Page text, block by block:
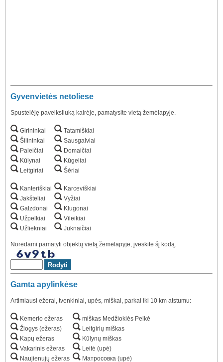
Gyvenvietės netoliese
Spustelėję paveiksliuką kairėje, pamatysite vietą žemėlapyje.
Girininkai
Šilininkai
Paleičiai
Kūlynai
Leitgiriai
Kanteriškiai
Jakšteliai
Galzdonai
Užpelkiai
Užliekniai
Tatamiškiai
Sausgalviai
Domaičiai
Kūgeliai
Šėriai
Karceviškiai
Vyžiai
Klugonai
Vileikiai
Juknaičiai
Norėdami pamatyti objektų vietą žemėlapyje, įveskite šį kodą.
Gamta apylinkėse
Artimiausi ežerai, tvenkiniai, upės, miškai, parkai iki 10 km atstumu:
Kemerio ežeras
Žiogys (ežeras)
Kapų ežeras
Vakarinis ežeras
Naujienujų ežeras
miškas Medžioklės Pelkė
Leitgirių miškas
Kūlynų miškas
Leitė (upė)
Матросовка (upė)